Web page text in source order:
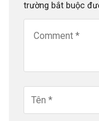
trường bắt buộc